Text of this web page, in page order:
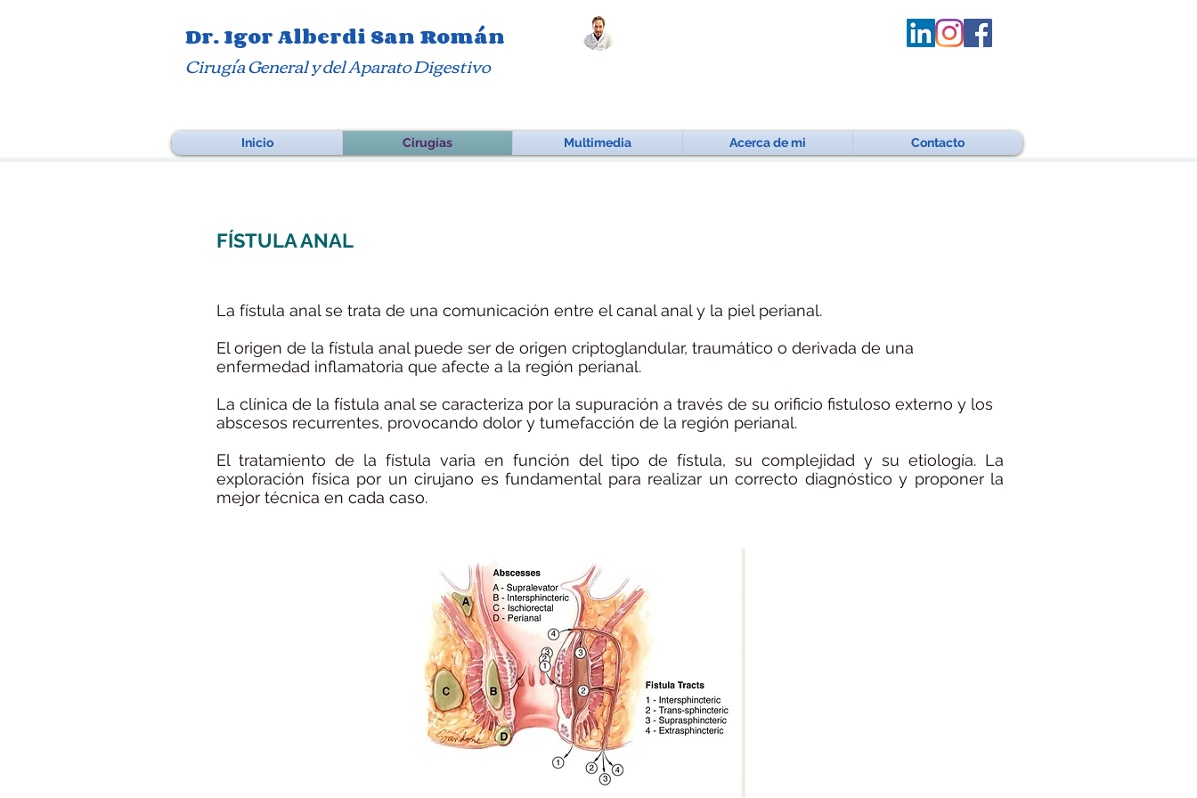
Dr. Igor Alberdi San Román
Cirugía General y del Aparato Digestivo
Inicio Cirugías Multimedia Acerca de mi Contacto
​FÍSTULA ANAL
La fístula anal se trata de una comunicación entre el canal anal y la piel perianal.
El origen de la fístula anal puede ser de origen criptoglandular, traumático o derivada de una
enfermedad inflamatoria que afecte a la región perianal.
La clínica de la fístula anal se caracteriza por la supuración a través de su orificio fistuloso externo y los
abscesos recurrentes, provocando dolor y tumefacción de la región perianal.
El tratamiento de la fístula varia en función del tipo de fístula, su complejidad y su etiología. La
exploración física por un cirujano es fundamental para realizar un correcto diagnóstico y proponer la
mejor técnica en cada caso.